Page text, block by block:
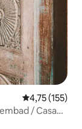
Gemiddelde
4,75 (155)
/ Casa